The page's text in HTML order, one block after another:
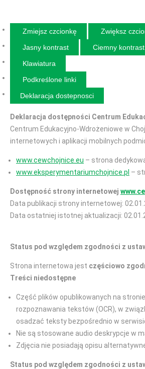
Zmiejsz czcionkę Zwiększ
Jasny kontrast
Ciemny kontrast
Klawiatura
Podkreślone linki
Deklaracja dostepnosci
Deklaracja dostępności Centrum
Centrum Edukacyjno-Wdrożeniowe w
internetowych i aplikacji mobilnych
www.cewchojnice.eu – strona
www.eksperymentariumchojnice.pl –
Dostępność strony internetowej
Data publikacji strony internetowej:
Data ostatniej istotnej aktualizacji:
Status pod względem zgodności z
Strona internetowa jest częściowo
Treści niedostępne
Część plików opublikowanych na
rozpoznawania tekstów (OCR), w
osadzać teksty bezpośrednio w
Nie są stosowane audio deskrypcje w
Zdjęcia nie posiadają opisu
Status pod względem zgodności z